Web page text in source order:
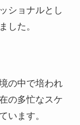
ショナルとし
した。
の中で培われ
の多忙なスケ
います。